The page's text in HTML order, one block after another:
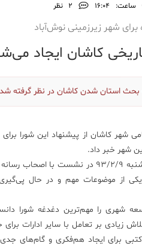
ساعت: ۱۶:۰۴ 2 نظر
شهر زیرزمینی نوش‌آباد
کاشان ایجاد
بحث استان شدن کاشان در نظر گرفته
شهر کاشان از پیشنهاد این شورا برای
شهر خبر داد.
به گزارش ایرنا «علی رسول‌زاده» سه‌شنبه 93/2/9 در نشست با اصحاب
از موضوعات مهم و در حال
شهری را مهم‌ترین دغدغه شورا
زیادی بر تعامل با سایر ادارات برای
برای ایجاد هم‌فکری و گام‌های جدی